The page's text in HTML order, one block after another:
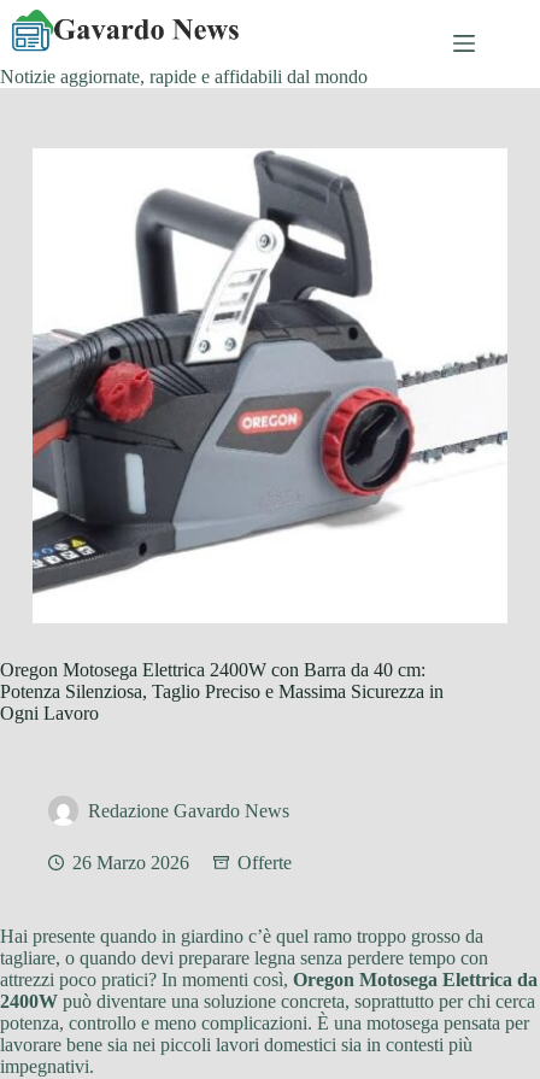
Salta
contenuto
Notizie aggiornate, rapide e affidabili dal mondo
Oregon Motosega Elettrica 2400W con Barra da 40 cm:
Potenza Silenziosa, Taglio Preciso e Massima Sicurezza in
Ogni Lavoro
Redazione Gavardo News
26 Marzo 2026 Offerte
Hai presente quando in giardino c’è quel ramo troppo grosso da
tagliare, o quando devi preparare legna senza perdere tempo con
attrezzi poco pratici? In momenti così, Oregon Motosega Elettrica da
2400W può diventare una soluzione concreta, soprattutto per chi cerca
potenza, controllo e meno complicazioni. È una motosega pensata per
lavorare bene sia nei piccoli lavori domestici sia in contesti più
impegnativi.